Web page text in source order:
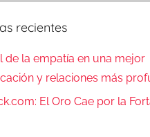
recientes
de la empatía en una mejor
y relaciones más
El Oro Cae por la